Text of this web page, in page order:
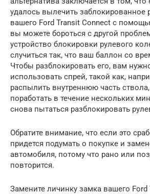
удалось вылечить заблокированное
вашего Ford Transit Connect с
вы можете бороться с другой
устройство блокировки рулевого
случиться так, что ваш баллон со
Чтобы разблокировать его, вам
использовать спрей, такой как,
распылить внутреннюю часть
поработать в течение нескольких
снова пытаться разблокировать
Обратите внимание, что если это
придется подумать о покупке и
автомобиля, потому что рано или
повторится.
Замените личинку замка вашего Ford